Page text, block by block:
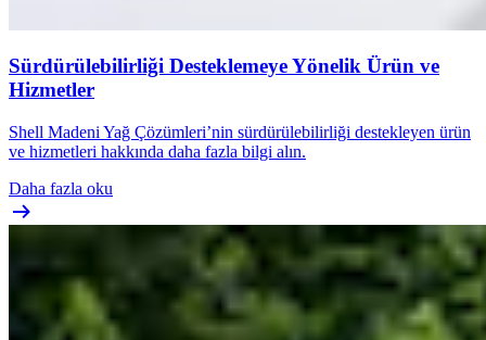
Sürdürülebilirliği Desteklemeye Yönelik Ürün ve
Hizmetler
Shell Madeni Yağ Çözümleri’nin sürdürülebilirliği destekleyen ürün
ve hizmetleri hakkında daha fazla bilgi alın.
Daha fazla oku